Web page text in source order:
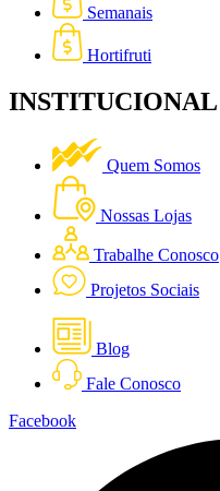
Semanais
Hortifruti
INSTITUCIONAL
Quem Somos
Nossas Lojas
Trabalhe Conosco
Projetos Sociais
Blog
Fale Conosco
Facebook